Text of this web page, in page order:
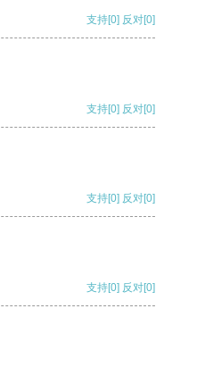
支持[0] 反对[0]
支持[0] 反对[0]
支持[0] 反对[0]
支持[0] 反对[0]